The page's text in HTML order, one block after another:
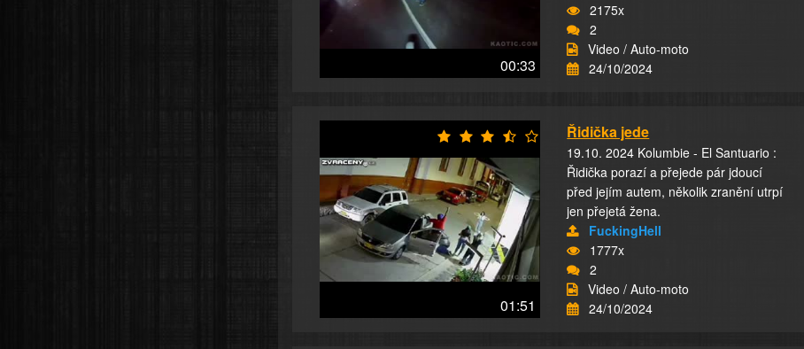
00:33
2175x
2
Video / Auto-moto
24/10/2024
01:51
Řidička jede
19.10. 2024 Kolumbie - El Santuario :
Řidička porazí a přejede pár jdoucí
před jejím autem, několik zranění utrpí
jen přejetá žena.
FuckingHell
1777x
2
Video / Auto-moto
24/10/2024